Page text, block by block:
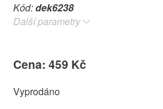
Kód:dek6238
Další parametry
Cena: 459 Kč
Vyprodáno